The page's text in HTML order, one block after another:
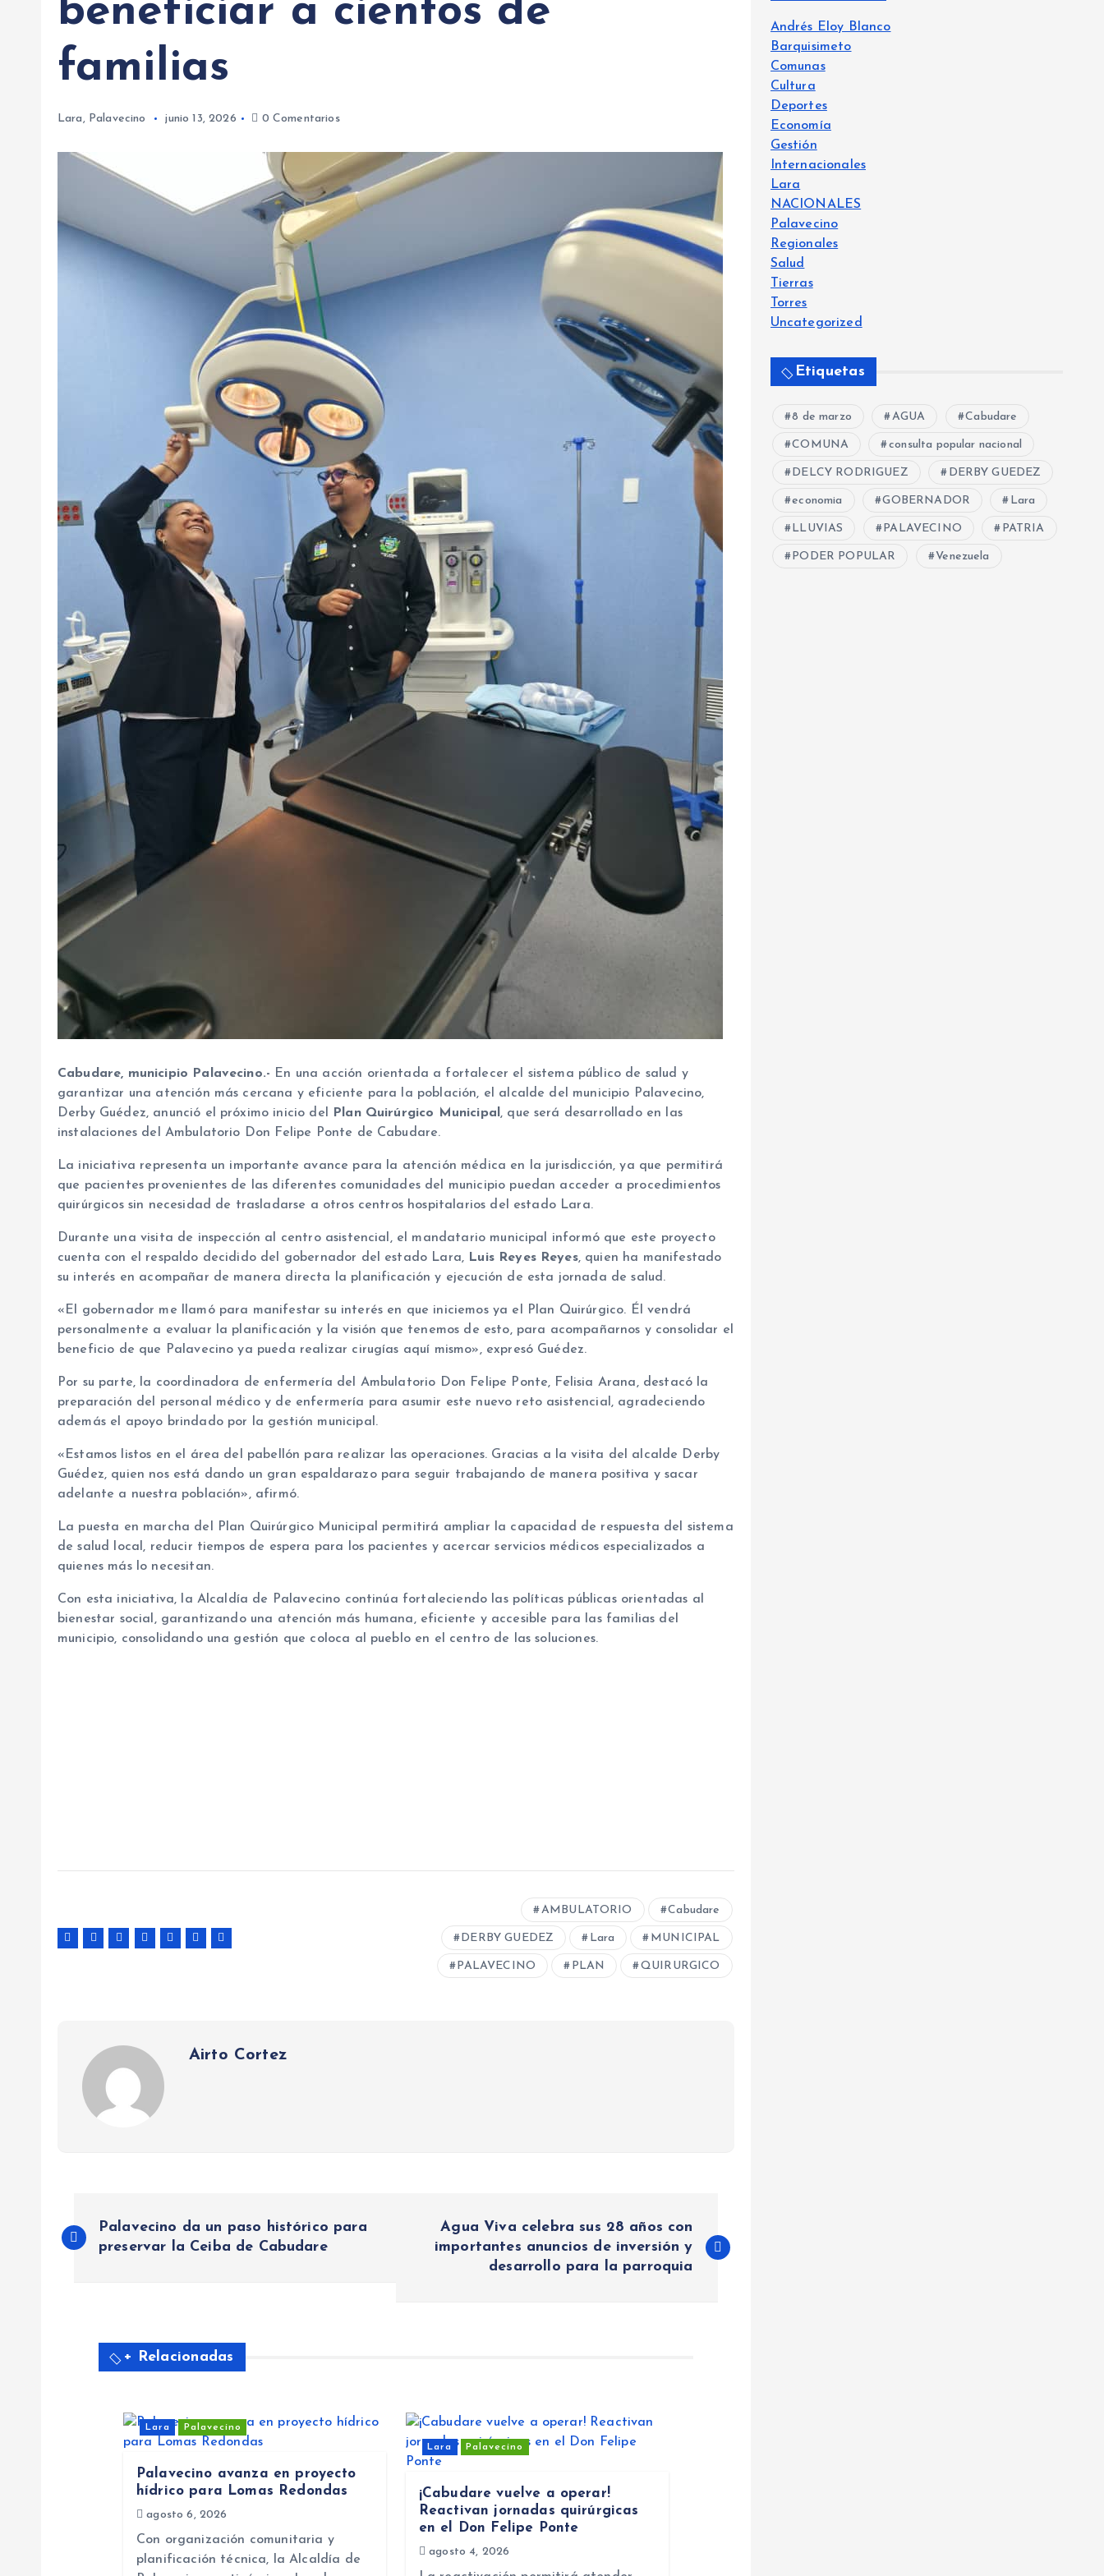
beneficiar a cientos de
familias
Lara, Palavecino junio 13, 2026 0 Comentarios
Cabudare, municipio Palavecino.- En una acción orientada a fortalecer el sistema público de salud y
garantizar una atención más cercana y eficiente para la población, el alcalde del municipio Palavecino,
Derby Guédez, anunció el próximo inicio del
Plan Quirúrgico Municipal , que será desarrollado en las
instalaciones del Ambulatorio Don Felipe Ponte de Cabudare.
La iniciativa representa un importante avance para la atención médica en la jurisdicción, ya que permitirá
que pacientes provenientes de las diferentes comunidades del municipio puedan acceder a procedimientos
quirúrgicos sin necesidad de trasladarse a otros centros hospitalarios del estado Lara.
Durante una visita de inspección al centro asistencial, el mandatario municipal informó que este proyecto
cuenta con el respaldo decidido del gobernador del estado Lara, Luis Reyes Reyes, quien ha manifestado
su interés en acompañar de manera directa la planificación y ejecución de esta jornada de salud.
«El gobernador me llamó para manifestar su interés en que iniciemos ya el Plan Quirúrgico. Él vendrá
personalmente a evaluar la planificación y la visión que tenemos de esto, para acompañarnos y consolidar el
beneficio de que Palavecino ya pueda realizar cirugías aquí mismo», expresó Guédez.
Por su parte, la coordinadora de enfermería del Ambulatorio Don Felipe Ponte, Felisia Arana, destacó la
preparación del personal médico y de enfermería para asumir este nuevo reto asistencial, agradeciendo
además el apoyo brindado por la gestión municipal.
«Estamos listos en el área del pabellón para realizar las operaciones. Gracias a la visita del alcalde Derby
Guédez, quien nos está dando un gran espaldarazo para seguir trabajando de manera positiva y sacar
adelante a nuestra población», afirmó.
La puesta en marcha del Plan Quirúrgico Municipal permitirá ampliar la capacidad de respuesta del sistema
de salud local, reducir tiempos de espera para los pacientes y acercar servicios médicos especializados a
quienes más lo necesitan.
Con esta iniciativa, la Alcaldía de Palavecino continúa fortaleciendo las políticas públicas orientadas al
bienestar social, garantizando una atención más humana, eficiente y accesible para las familias del
municipio, consolidando una gestión que coloca al pueblo en el centro de las soluciones.
AMBULATORIO Cabudare
DERBY GUEDEZ Lara MUNICIPAL
PALAVECINO PLAN QUIRURGICO
Airto Cortez
N
a
Palavecino da un paso histórico para
preservar la Ceiba de Cabudare
Agua Viva celebra sus 28 años con
importantes anuncios de inversión y
desarrollo para la parroquia
+ Relacionadas
Lara Palavecino
Palavecino avanza en proyecto
hídrico para Lomas Redondas
agosto 6, 2026
Con organización comunitaria y
planificación técnica, la Alcaldía de
Lara Palavecino
¡Cabudare vuelve a operar!
Reactivan jornadas quirúrgicas
en el Don Felipe Ponte
agosto 4, 2026
Andrés Eloy Blanco
Barquisimeto
Comunas
Cultura
Deportes
Economía
Gestión
Internacionales
Lara
NACIONALES
Palavecino
Regionales
Salud
Tierras
Torres
Uncategorized
Etiquetas
8 de marzo AGUA Cabudare
COMUNA consulta popular nacional
DELCY RODRIGUEZ DERBY GUEDEZ
economia GOBERNADOR Lara
LLUVIAS PALAVECINO PATRIA
PODER POPULAR Venezuela